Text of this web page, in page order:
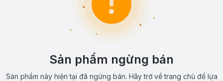
Sản phẩm ngừng bán
Sản phẩm này hiện tại đã ngừng bán. Hãy trở về trang chủ để lựa